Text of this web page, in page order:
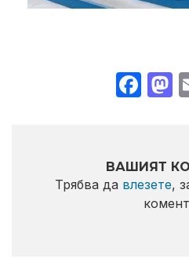
ВАШИЯТ
Трябва да влезете,